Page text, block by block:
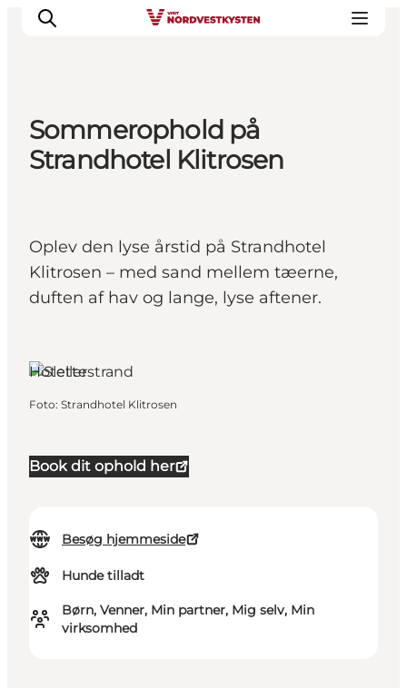
Feriesteder
Overnatning
Planlæg din ferie
Sommerophold på
Strandhotel Klitrosen
Oplev den lyse årstid på Strandhotel
Klitrosen – med sand mellem tæerne,
duften af hav og lange, lyse aftener.
Book dit ophold her
Besøg hjemmeside
Hunde tilladt
Børn, Venner, Min partner, Mig selv, Min
virksomhed
Hoteller
Foto: Strandhotel Klitrosen